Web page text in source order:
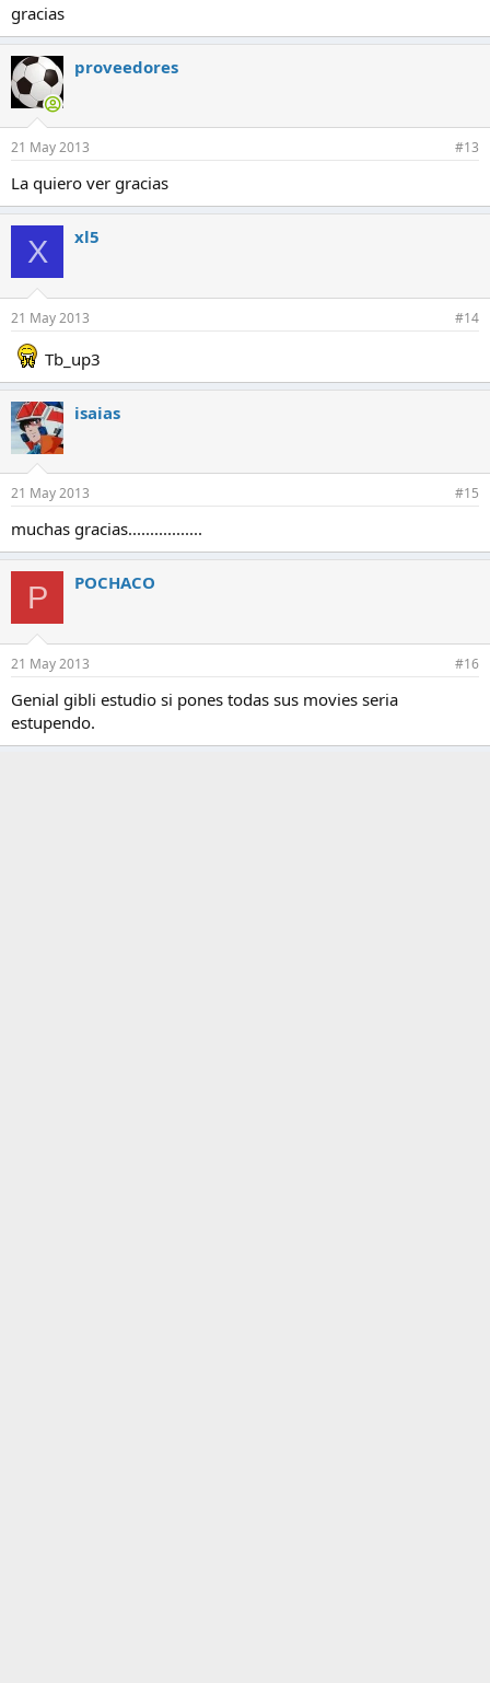
gracias
proveedores
21 May 2013 #13
La quiero ver gracias
X xl5
21 May 2013 #14
Tb_up3
isaias
21 May 2013 #15
muchas gracias.................
P POCHACO
21 May 2013 #16
Genial gibli estudio si pones todas sus movies seria
estupendo.